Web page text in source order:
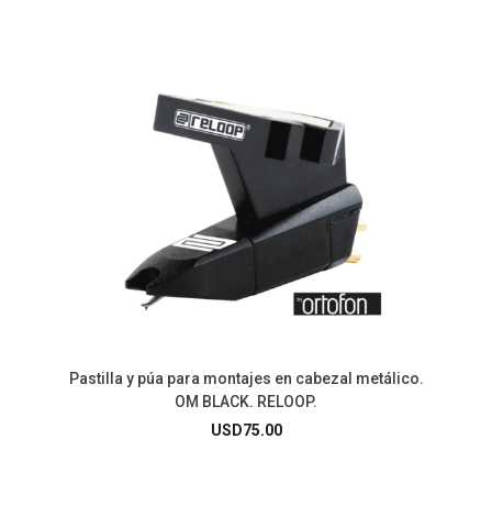
Pastilla y púa para montajes en cabezal metálico.
OM BLACK. RELOOP.
USD75.00